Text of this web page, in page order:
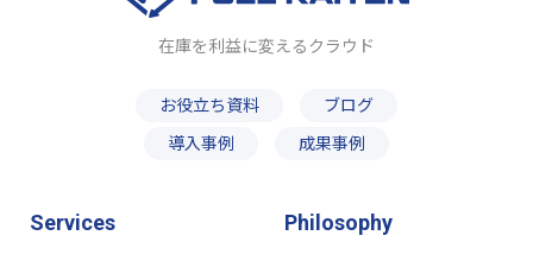
在庫を利益に変えるクラウド
お役立ち資料
ブログ
導入事例
成果事例
Services Philosophy